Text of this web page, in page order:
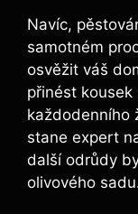
Navíc,
samotném
osvěžit váš
přinést
každodenního
stane expert
další odrůdy
olivového